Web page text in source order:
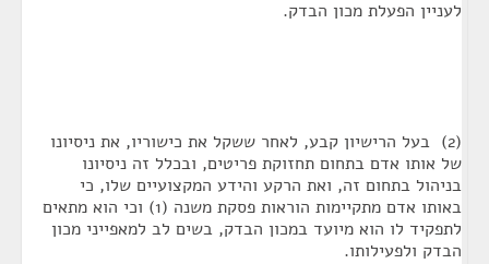
לעניין הפעלת מכון הבדק.
(2) בעל הרישיון קבע, לאחר ששקל את כישוריו, את ניסיונו
של אותו אדם בתחום תחזוקת פריטים, ובכלל זה ניסיונו
בניהול בתחום זה, ואת הרקע והידע המקצועיים שלו, כי
באותו אדם מתקיימות הוראות פסקת משנה (1) וכי הוא מתאים
לתפקיד לו הוא מיועד במכון הבדק, בשים לב למאפייני מכון
הבדק ולפעילותו.